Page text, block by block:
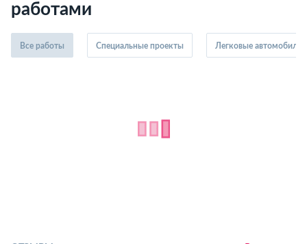
работами
Все работы Специальные проекты Легковые автомобили